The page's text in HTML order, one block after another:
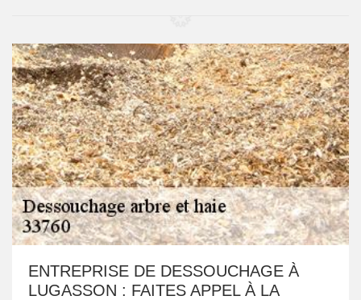
ENTREPRISE DE DESSOUCHAGE À
LUGASSON : FAITES APPEL À LA